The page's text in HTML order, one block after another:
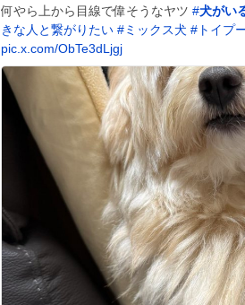
何やら上から目線で偉そうなヤツ #犬がい
きな人と繋がりたい #ミックス犬 # トイプ
pic.x.com/ObTe3dLjgj